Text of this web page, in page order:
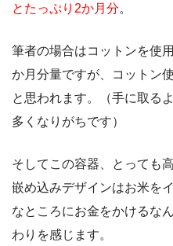
とたっぷり2か月分。
筆者の場合はコットンを使
か月分量ですが、コットン
と思われます。（手に取る
多くなりがちです）
そしてこの容器、とっても
嵌め込みデザインはお米を
なところにお金をかけるな
わりを感じます。